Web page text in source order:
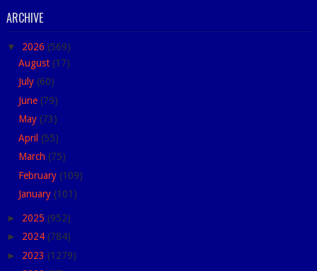
ARCHIVE
▼ 2026 (569)
August (17)
July (60)
June (79)
May (73)
April (55)
March (75)
February (109)
January (101)
► 2025 (952)
► 2024 (784)
► 2023 (1279)